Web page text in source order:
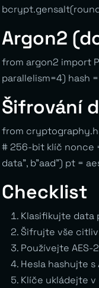
Argon2
from argon2 import
parallelism=4) hash
Šifrování
from
# 256-bit klíč nonce
data”, b”aad”) pt =
Checklist
Klasifikujte
Šifrujte vše
Používejte AES-
Hesla hashujte
Klíče ukládejte v